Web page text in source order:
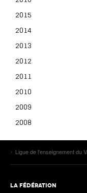
2015
2014
2013
2012
2011
2010
2009
2008
Ligue de l'enseignement du
LA FÉDÉRATION